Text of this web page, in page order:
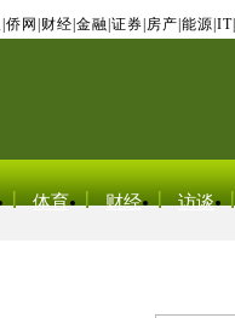
侨网 财经 金融 证券 房产 能源 IT|
体育 财经 访谈